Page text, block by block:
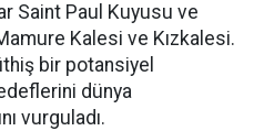
Saint Paul Kuyusu ve
Kalesi ve Kızkalesi.
bir potansiyel
dünya
vurguladı.